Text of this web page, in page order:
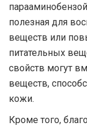
полезная для
веществ или
питательных
свойств могут
веществ,
кожи.
Кроме того,